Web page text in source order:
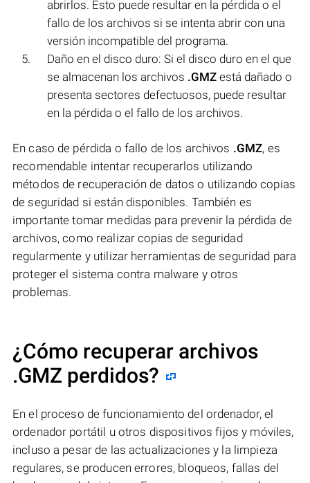
abrirlos. Esto puede resultar en la pérdida o el
fallo de los archivos si se intenta abrir con una
versión incompatible del programa.
Daño en el disco duro: Si el disco duro en el que
se almacenan los archivos .GMZ está dañado o
presenta sectores defectuosos, puede resultar
en la pérdida o el fallo de los archivos.
En caso de pérdida o fallo de los archivos .GMZ, es
recomendable intentar recuperarlos utilizando
métodos de recuperación de datos o utilizando copias
de seguridad si están disponibles. También es
importante tomar medidas para prevenir la pérdida de
archivos, como realizar copias de seguridad
regularmente y utilizar herramientas de seguridad para
proteger el sistema contra malware y otros
problemas.
¿Cómo recuperar archivos
.GMZ perdidos?
En el proceso de funcionamiento del ordenador, el
ordenador portátil u otros dispositivos fijos y móviles,
incluso a pesar de las actualizaciones y la limpieza
regulares, se producen errores, bloqueos, fallas del